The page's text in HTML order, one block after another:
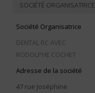
SOCIÉTÉ ORGANISATRICE
Société Organisatrice
DENTAL RC AVEC
RODOLPHE COCHET
Adresse de la société
47 rue Joséphine